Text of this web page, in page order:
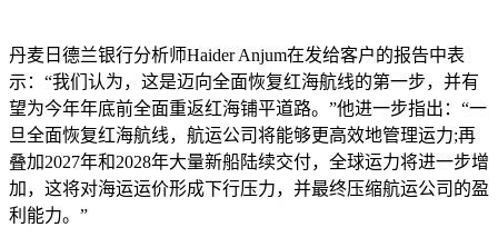
丹麦日德兰银行分析师Haider Anjum在发给客户的报告中表
示：“我们认为，这是迈向全面恢复红海航线的第一步，并有
望为今年年底前全面重返红海铺平道路。”他进一步指出：“一
旦全面恢复红海航线，航运公司将能够更高效地管理运力;再
叠加2027年和2028年大量新船陆续交付，全球运力将进一步增
加，这将对海运运价形成下行压力，并最终压缩航运公司的盈
利能力。”